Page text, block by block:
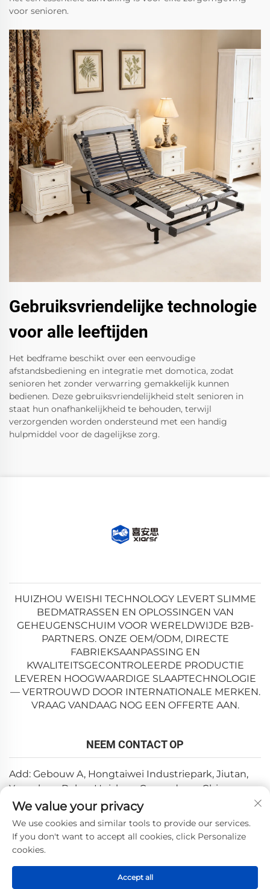
voor senioren.
Gebruiksvriendelijke technologie
voor alle leeftijden
Het bedframe beschikt over een eenvoudige
afstandsbediening en integratie met domotica, zodat
senioren het zonder verwarring gemakkelijk kunnen
bedienen. Deze gebruiksvriendelijkheid stelt senioren in
staat hun onafhankelijkheid te behouden, terwijl
verzorgenden worden ondersteund met een handig
hulpmiddel voor de dagelijkse zorg.
HUIZHOU WEISHI TECHNOLOGY LEVERT SLIMME
BEDMATRASSEN EN OPLOSSINGEN VAN
GEHEUGENSCHUIM VOOR WERELDWIJDE B2B-
PARTNERS. ONZE OEM/ODM, DIRECTE
FABRIEKSAANPASSING EN
KWALITEITSGECONTROLEERDE PRODUCTIE
LEVEREN HOOGWAARDIGE SLAAPTECHNOLOGIE
— VERTROUWD DOOR INTERNATIONALE MERKEN.
VRAAG VANDAAG NOG EEN OFFERTE AAN.
NEEM CONTACT OP
Add: Gebouw A, Hongtaiwei Industriepark, Jiutan,
Yuanzhou, Boluo, Huizhou, Guangdong, China
E-mail:[email protected]
Tel:+86-0752-6688646
Copyright © 2025 door Huizhou Weishi Technology Co., Ltd.
Privacybeleid
We value your privacy
We use cookies and similar tools to provide our services.
If you don't want to accept all cookies, click Personalize
cookies.
Accept all